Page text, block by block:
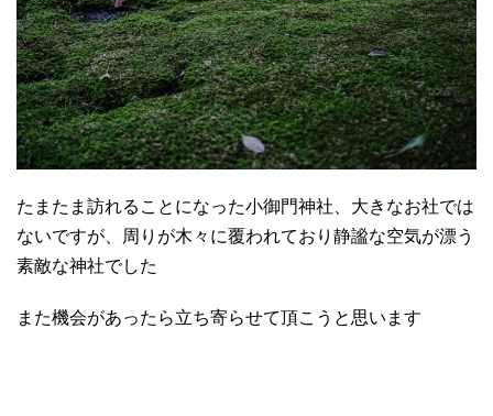
たまたま訪れることになった小御門神社、大きなお社では
ないですが、周りが木々に覆われており静謐な空気が漂う
素敵な神社でした
また機会があったら立ち寄らせて頂こうと思います